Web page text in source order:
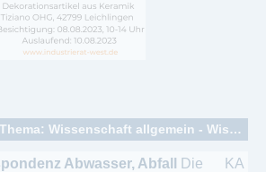
Zeitschriften zum Thema: Wissenschaft allgemein - Wissenschaftliche Publikationen
Abwasser, Abfall
Die KA